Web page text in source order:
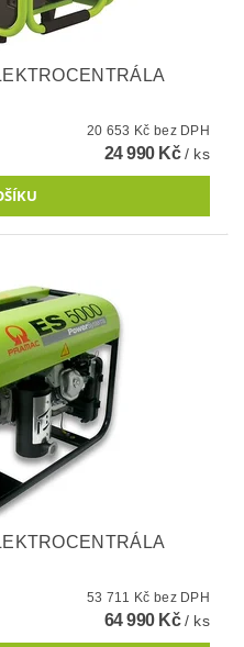
20 653 Kč bez DPH
24 990 Kč/ ks
53 711 Kč bez DPH
64 990 Kč/ ks